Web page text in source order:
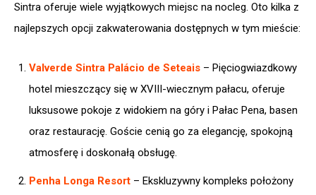
Sintra oferuje wiele wyjątkowych miejsc na nocleg. Oto kilka z
najlepszych opcji zakwaterowania dostępnych w tym mieście:
Valverde Sintra Palácio de Seteais – Pięciogwiazdkowy
hotel mieszczący się w XVIII-wiecznym pałacu, oferuje
luksusowe pokoje z widokiem na góry i Pałac Pena, basen
oraz restaurację. Goście cenią go za elegancję, spokojną
atmosferę i doskonałą obsługę. ​
Penha Longa Resort – Ekskluzywny kompleks położony